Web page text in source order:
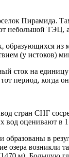
Пирамида.
небольшой ТЭЦ,
образующихся
(у истоков)
сток на
период, когда
стран СНГ
вод оценивают в
в
озера возникли